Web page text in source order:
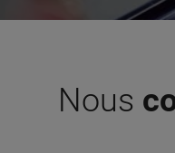
Nous